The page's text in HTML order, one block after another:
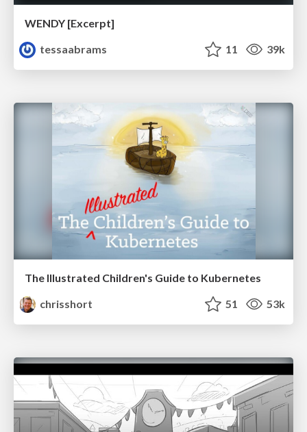
WENDY [Excerpt]
tessaabrams
11 39k
The Illustrated Children's Guide to Kubernetes
chrisshort
51 53k